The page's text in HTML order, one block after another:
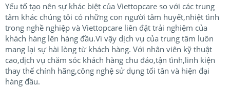
Yếu tố tạo nên sự khác biệt của Viettopcare so với các trung
tâm khác chúng tôi có những con người tâm huyết,nhiệt tình
trong nghề nghiệp và Viettopcare liên đặt trải nghiệm của
khách hàng lên hàng đầu.Vì vậy dịch vụ của trung tâm luôn
mang lại sự hài lòng từ khách hàng. Với nhân viên kỹ thuật
cao,dịch vụ chăm sóc khách hàng chu đáo,tận tình,linh kiện
thay thế chính hãng,công nghệ sử dụng tối tân và hiện đại
hàng đầu.